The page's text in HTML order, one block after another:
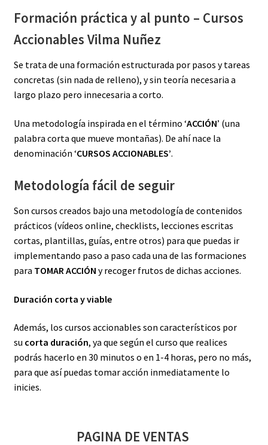
Formación práctica y al punto – Cursos
Accionables Vilma Nuñez
Se trata de una formación estructurada por pasos y tareas
concretas (sin nada de relleno), y sin teoría necesaria a
largo plazo pero innecesaria a corto.
Una metodología inspirada en el término ‘ACCIÓN’ (una
palabra corta que mueve montañas). De ahí nace la
denominación ‘CURSOS ACCIONABLES’.
Metodología fácil de seguir
Son cursos creados bajo una metodología de contenidos
prácticos (vídeos online, checklists, lecciones escritas
cortas, plantillas, guías, entre otros) para que puedas ir
implementando paso a paso cada una de las formaciones
para TOMAR ACCIÓN y recoger frutos de dichas acciones.
Duración corta y viable
Además, los cursos accionables son característicos por
su corta duración, ya que según el curso que realices
podrás hacerlo en 30 minutos o en 1-4 horas, pero no más,
para que así puedas tomar acción inmediatamente lo
inicies.
PAGINA DE VENTAS